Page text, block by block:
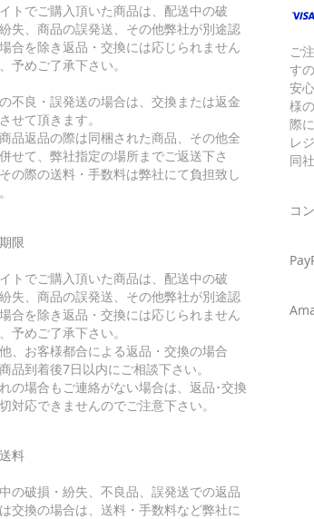
トでご購入頂いた商品は、配送中の破
失、商品の誤発送、その他弊社が別途認
合を除き返品・交換には応じられません
予めご了承下さい。
不良・誤発送の場合は、交換または返金
せて頂きます。
品返品の際は同梱された商品、その他全
せて、弊社指定の場所までご返送下さ
の際の送料・手数料は弊社にて負担致し
限
トでご購入頂いた商品は、配送中の破
失、商品の誤発送、その他弊社が別途認
合を除き返品・交換には応じられません
予めご了承下さい。
、お客様都合による返品・交換の場合
品到着後7日以内にご相談下さい。
の場合もご連絡がない場合は、返品･交換
対応できませんのでご注意下さい。
料
の破損・紛失、不良品、誤発送での返品
交換の場合は、送料・手数料など弊社に
ご
す
安
様
際
レ
同
コ